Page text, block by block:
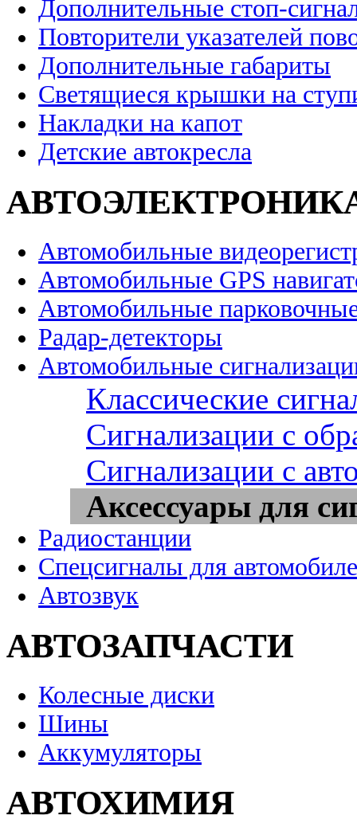
Дополнительные стоп-
Повторители указателей
Дополнительные габариты
Светящиеся крышки на
Накладки на капот
Детские автокресла
Автомобильные
Автомобильные GPS
Автомобильные
Радар-детекторы
Автомобильные
Классические
Сигнализации с
Сигнализации с
Аксессуары для
Радиостанции
Спецсигналы для
Автозвук
АВТОЗАПЧАСТИ
Колесные диски
Шины
Аккумуляторы
АВТОХИМИЯ